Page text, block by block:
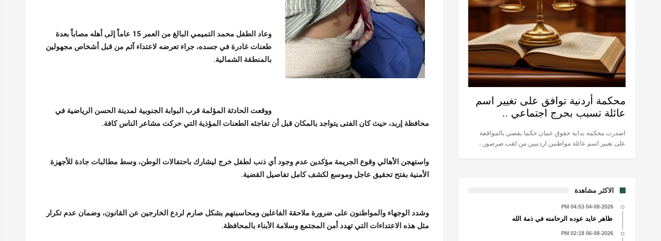
وعاد الطفل محمد التميمي البالغ من العمر 15 عاماً إلى أهله مصاباً بعدة
طعنات غادرة في جسده، جراء تعرضه لاعتداء آثم من قبل أشخاص مجهولين
بالمنطقة الشمالية.
ووقعت الحادثة المؤلمة قرب البوابة الجنوبية لمدينة الحسن الرياضية في
محافظة إربد، حيث كان الفتى يتواجد بالمكان قبل أن تفاجئه الطعنات المؤذية التي حركت مشاعر الناس كافة.
واستهجن الأهالي وقوع الجريمة مؤكدين عدم وجود أي ذنب لطفل خرج ليشارك باحتفالات الوطن، وسط مطالبات جادة للأجهزة
الأمنية بفتح تحقيق عاجل وموسع لكشف كامل تفاصيل القضية.
وشدد الوجهاء والمواطنون على ضرورة ملاحقة الفاعلين ومحاسبتهم بشكل صارم لردع الخارجين عن القانون، وضمان عدم تكرار
مثل هذه الاعتداءات التي تهدد أمن المجتمع وسلامة الأبناء بالمحافظة.
محكمة أردنية توافق على تغيير اسم
عائلة تسبب بحرج اجتماعي ..
اصدرت محكمة بداية حقوق عمان حكما يقضي بالموافقة
على تغيير اسم عائلة مواطنين اردنيين من لقب صرصور...
الاكثر مشاهدة
04-08-2026 04:53 PM
ظاهر عايد عوده الرحامنه في ذمة الله
06-08-2026 02:18 PM